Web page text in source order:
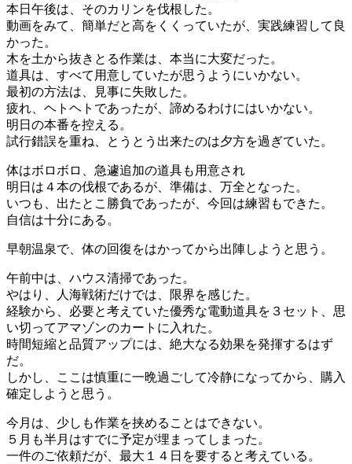
本日午後は、そのカリンを伐根した。
動画をみて、簡単だと高をくくっていたが、実践練習して良
かった。
木を土から抜きとる作業は、本当に大変だった。
道具は、すべて用意していたが思うようにいかない。
最初の方法は、見事に失敗した。
疲れ、ヘトヘトであったが、諦めるわけにはいかない。
明日の本番を控える。
試行錯誤を重ね、とうとう出来たのは夕方を過ぎていた。
体はボロボロ、急遽追加の道具も用意され
明日は４本の伐根であるが、準備は、万全となった。
いつも、出たとこ勝負であったが、今回は練習もできた。
自信は十分にある。
早朝温泉で、体の回復をはかってから出陣しようと思う。
午前中は、ハウス清掃であった。
やはり、人海戦術だけでは、限界を感じた。
経験から、必要と考えていた優秀な電動道具を３セット、思
い切ってアマゾンのカートに入れた。
時間短縮と品質アップには、絶大なる効果を発揮するはず
だ。
しかし、ここは慎重に一晩過ごして冷静になってから、購入
確定しようと思う。
今月は、少しも作業を挟めることはできない。
５月も半月はすでに予定が埋まってしまった。
一件のご依頼だが、最大１４日を要すると考えている。